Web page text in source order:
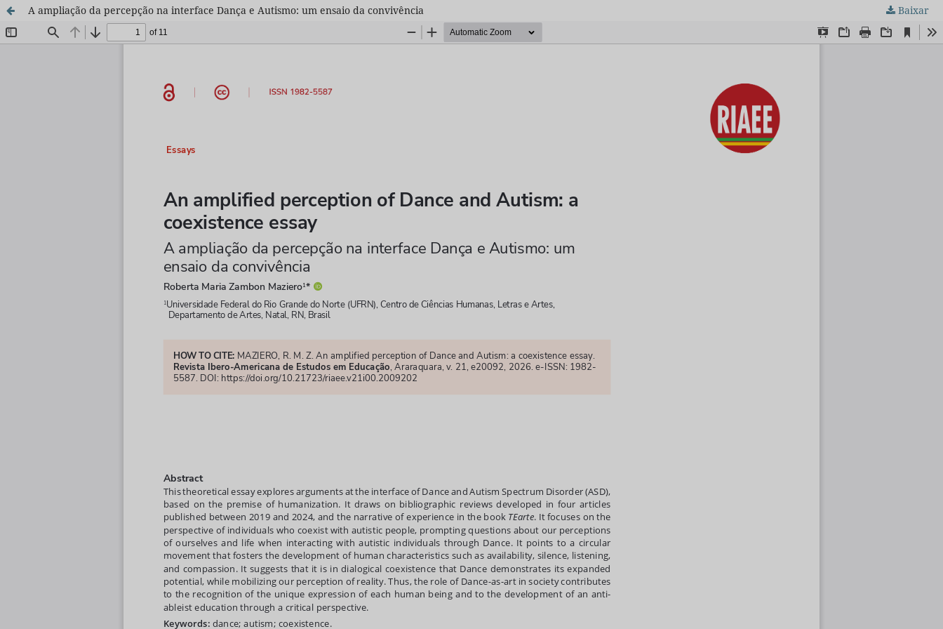
A ampliação da percepção na interface Dança e Autismo: um ensaio da convivência Baixar